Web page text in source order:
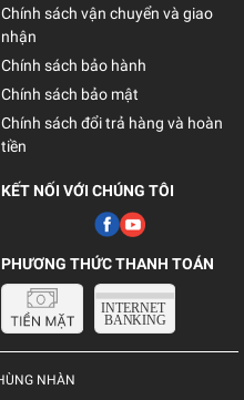
Chính sách vận chuyển và giao
nhận
Chính sách bảo hành
Chính sách bảo mật
Chính sách đổi trả hàng và hoàn
tiền
KẾT NỐI VỚI CHÚNG TÔI
PHƯƠNG THỨC THANH TOÁN
NHÀN